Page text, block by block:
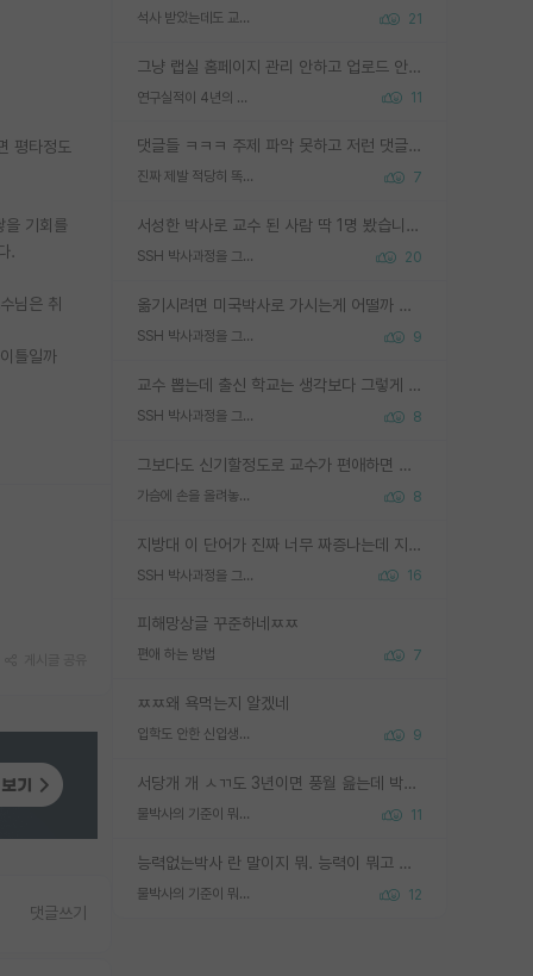
석사 받았는데도 교수랑 연락한다. 21
그냥 랩실 홈페이지 관리 안하고 업로드 안한거 아님?
연구실적이 4년의 공백이 있는거 어떻게 생각하냐 11
댓글들 ㅋㅋㅋ 주제 파악 못하고 저런 댓글들을 쓰네. 조직에 인간이 얼마나 중요한데 걱정될 수도 있지 ㅋㅋ 본인들은 퍽이나 잘하나봐 ? 현실은 남들한테 욕 안 먹는 1인분만 하는 것도 힘들텐데 ?
진짜 제발 적당히 똑똑한 박사과정이라도 위에 있었으면.. 7
서성한 박사로 교수 된 사람 딱 1명 봤습니다. 근데 지방대 박사로 교수된 거는 기적이 일어나야되요. 서성한 학부부터여도 빡센게 교수임용일텐데 지방대박사로 무슨 교수가 되나요...... 중소기업/중견기업 팀장급/연구소장급이나 될거 같네요.
SSH 박사과정을 그만두고 지방대 박사로 옮기면 교수의 꿈은 끝일까요? 20
옮기시려면 미국박사로 가시는게 어떨까 싶네요. 교수가 꿈이면 미국박사 하고 미국교수 까지 같이 노리시는게 기회가 많지 않을까요?
SSH 박사과정을 그만두고 지방대 박사로 옮기면 교수의 꿈은 끝일까요? 9
교수 뽑는데 출신 학교는 생각보다 그렇게 안 봄. 앞으로는 더 안 보게 될거임. 박사는 어디서 진행해도 됨. 단, 제대로 쌓고 좋은 실적 만들 수 있다면. 그런데 지방대는 그럴 가능성이 지극히 낮음. 나만 열심히 잘 하면 된다? 인간은 주변 환경에 지배되는 나약한 존재임. 주변의 지방대 대학원생과 섞이고 지방 특유의 여유로움 또는 나쁘게 얘기해서 나태함에 젖어 살다보면 교수의 꿈 자체를 잊어버리게 될 가능성도 있음. 주변 환경이 70~80%임.
SSH 박사과정을 그만두고 지방대 박사로 옮기면 교수의 꿈은 끝일까요? 8
그보다도 신기할정도로 교수가 편애하면 그사람만 논문이 되더라구요 내용이 다른 사람보다 허접해도요
가슴에 손을 올려놓고 싫어하는 사람 불공정하게 리뷰 8
지방대 이 단어가 진짜 너무 짜증나는데 지방대면 다 그냥 쓰레기인가요? 무슨 말 같지도 않은 댓글들이 있는건지??? 지방에도 충분히 좋은 대학 많고 충분히 잘하는 교수님들 많습니다 포항공대 4개 IST 대표 지거국들 여기 모두 다 지방에 있고 여기 출신들 중에 교수하는 분들 적지 않습니다 지거국 출신이 무슨 교수를 하냐?라고 생각할 사람들 많은데 상위 대표 지거국에 아웃라이어들 많습니다 결국 개인의 연구역량과 실적이 중요합니다 이 역량을 펼치는데 있어서 지도교수와의 합도 중요합니다. 그리고 경력이 필요하면 해외포닥까지 다녀오세요
SSH 박사과정을 그만두고 지방대 박사로 옮기면 교수의 꿈은 끝일까요? 16
피해망상글 꾸준하네ㅉㅉ
편애 하는 방법 7
ㅉㅉ왜 욕먹는지 알겠네
입학도 안한 신입생이 원래 관심을 받나요 9
서당개 개 ㅅㄲ도 3년이면 풍월 읊는데 박사 5년 이상 대리고 있으면서 물된건 교수 탓 맞는ㄱ게 거기가 서당이 아니란 소리임
물박사의 기준이 뭐임? 11
능력없는박사 란 말이지 뭐. 능력이 뭐고 능력이 있다는게 뭔지는 사람마다 기준이 다르니까 얘기해봐야 서로 자기 기준만 얘기해서 논쟁이 끝이 안나고. 주위에서 능력있고 야심있는 신입생이 교수가 유의미한 피드백을 아예 안주면서 제대로된 과제에 참여해볼 기회도 제공하지 않고 잡일 뺑뺑이만 돌려서 맨날 단순작업만 하면서 밤새다가 눈빛이 점점 죽어가는걸 본 사람은 물박사는 교수탓이라고 하고, 교수는 이것저것 알려도 주고 기회도 주고 사수 동기 붙여주면서 어떻게든 끌고가려고 하는데 본인이 매일 뺀질거리면서 출근 하는둥마는둥 하다가 기껏 와서도 폰이나 쳐다보다가 실험 망치고 저녁약속있어서 먼저 가볼게요~ 하는걸 본 사람은 물박사는 본인탓이라고 함.
물박사의 기준이 뭐임? 12
평타정도
기회를
.
님은 취
틀일까
댓글쓰기